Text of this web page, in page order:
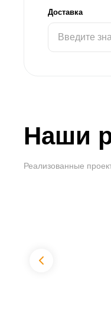
Доставка
Наши
Реализованные